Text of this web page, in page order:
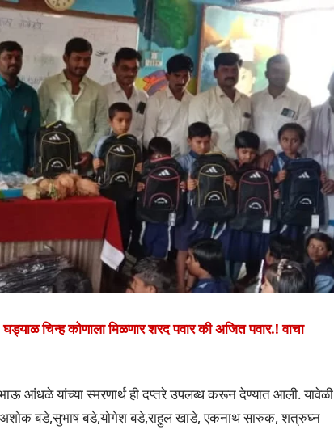
घड्याळ चिन्ह कोणाला मिळणार शरद पवार की अजित पवार.! वाचा
आंधळे यांच्या स्मरणार्थ ही दप्तरे उपलब्ध करून देण्यात आली. यावेळी
बडे,सुभाष बडे,योगेश बडे,राहुल खाडे, एकनाथ सारुक, शत्रुघ्न